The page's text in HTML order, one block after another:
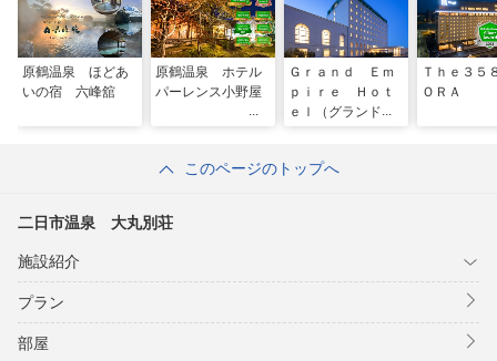
原鶴温泉 ほどあ
いの宿 六峰舘
原鶴温泉 ホテル
パーレンス小野屋
Ｇｒａｎｄ Ｅｍ
ｐｉｒｅ Ｈｏｔ
ｅｌ（グランドエ
Ｔｈｅ３
ＯＲＡ
このページのトップへ
二日市温泉 大丸別荘
施設紹介
プラン
部屋